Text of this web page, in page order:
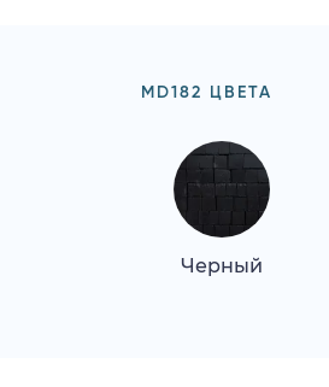
MD182 ЦВЕТА
Черный